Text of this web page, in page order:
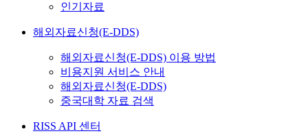
인기자료
해외자료신청(E-DDS)
해외자료신청(E-DDS) 이용 방법
비용지원 서비스 안내
해외자료신청(E-DDS)
중국대학 자료 검색
RISS API 센터